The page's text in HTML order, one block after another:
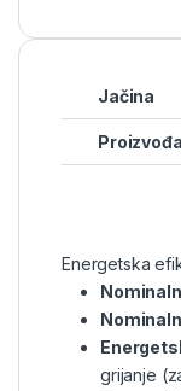
Jačina
Energetska
grijanje